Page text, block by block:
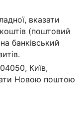
вказати
(поштовий
банківський
Київ,
Новою поштою